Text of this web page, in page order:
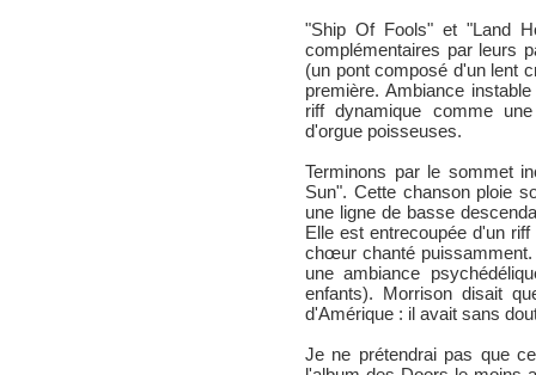
"Ship Of Fools" et "Land
complémentaires par leurs
(un pont composé d'un lent
première. Ambiance
riff dynamique comme
d'orgue poisseuses.
Terminons par le sommet
Sun". Cette chanson ploie
une ligne de basse
Elle est entrecoupée d'un
chœur chanté puissamment.
une ambiance
enfants). Morrison disait
d'Amérique : il avait sans
Je ne prétendrai pas que